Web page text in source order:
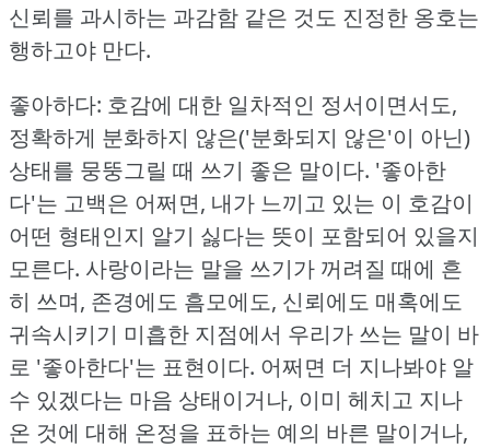
신뢰를 과시하는 과감함 같은 것도 진정한 옹호는
행하고야 만다.
좋아하다: 호감에 대한 일차적인 정서이면서도,
정확하게 분화하지 않은('분화되지 않은'이 아닌)
상태를 뭉뚱그릴 때 쓰기 좋은 말이다. '좋아한
다'는 고백은 어쩌면, 내가 느끼고 있는 이 호감이
어떤 형태인지 알기 싫다는 뜻이 포함되어 있을지
모른다. 사랑이라는 말을 쓰기가 꺼려질 때에 흔
히 쓰며, 존경에도 흠모에도, 신뢰에도 매혹에도
귀속시키기 미흡한 지점에서 우리가 쓰는 말이 바
로 '좋아한다'는 표현이다. 어쩌면 더 지나봐야 알
수 있겠다는 마음 상태이거나, 이미 헤치고 지나
온 것에 대해 온정을 표하는 예의 바른 말이거나,